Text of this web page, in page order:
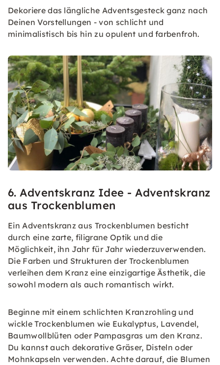
Dekoriere das längliche Adventsgesteck ganz nach
Deinen Vorstellungen - von schlicht und
minimalistisch bis hin zu opulent und farbenfroh.
6. Adventskranz Idee - Adventskranz
aus Trockenblumen
Ein Adventskranz aus Trockenblumen besticht
durch eine zarte, filigrane Optik und die
Möglichkeit, ihn Jahr für Jahr wiederzuverwenden.
Die Farben und Strukturen der Trockenblumen
verleihen dem Kranz eine einzigartige Ästhetik, die
sowohl modern als auch romantisch wirkt.
Beginne mit einem schlichten Kranzrohling und
wickle Trockenblumen wie Eukalyptus, Lavendel,
Baumwollblüten oder Pampasgras um den Kranz.
Du kannst auch dekorative Gräser, Disteln oder
Mohnkapseln verwenden. Achte darauf, die Blumen